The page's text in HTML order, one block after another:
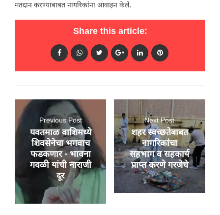
मतदान करण्याबाबत नागरिकांना आवाहन केले.
Share this article:
Previous Post
यवतमाळ वाशिमध्ये
शिवसेनेचा भगवाच
फडकणार - भावना
गवळी यांची नाराजी
दूर
Next Post
शहर स्वच्छतेबाबत
नागरिकांचा
सहभाग व सहकार्य
प्राप्त करणे गरजेचे